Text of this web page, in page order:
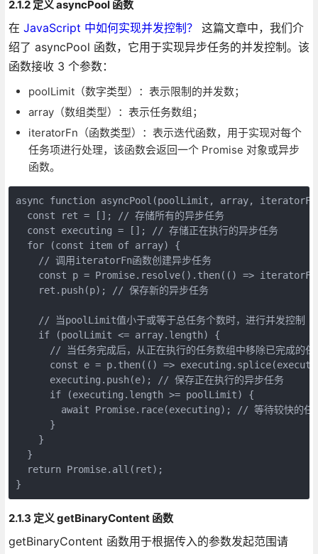
2.1.2 定义 asyncPool 函数
在 JavaScript 中如何实现并发控制？
这篇文章中，我们介
绍了 asyncPool 函数，它用于实现异步任务的并发控制。该
函数接收 3 个参数：
poolLimit（数字类型）：表示限制的并发数；
array（数组类型）：表示任务数组；
iteratorFn（函数类型）：表示迭代函数，用于实现对每个
任务项进行处理，该函数会返回一个 Promise 对象或异步
函数。
async function asyncPool(poolLimit, array,
const ret = []; // 存储所有的异步任务
const executing = []; // 存储正在执行的异步任务
for (const item of array) {
// 调用iteratorFn函数创建异步任务
const p = Promise.resolve().then(() =>
ret.push(p); // 保存新的异步任务
// 当poolLimit值小于或等于总任务个数时，进行并发控制
if (poolLimit <= array.length) {
// 当任务完成后，从正在执行的任务数组中移除已完成的任
const e = p.then(() =>
executing.push(e); // 保存正在执行的异步任务
if (executing.length >= poolLimit) {
await Promise.race(executing); // 等待较快的任务
}
}
}
return Promise.all(ret);
}
2.1.3 定义 getBinaryContent 函数
getBinaryContent 函数用于根据传入的参数发起范围请